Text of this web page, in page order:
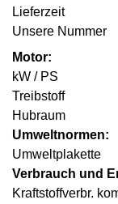
Lieferzeit
Unsere Nummer
Motor:
kW / PS
Treibstoff
Hubraum
Umweltnormen:
Umweltplakette
Verbrauch und
Kraftstoffverbr.